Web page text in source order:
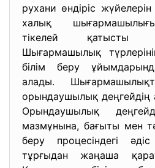
рухани өндіріс
халық
тікелей қатысты
Шығармашылық
білім беру
алады.
орындаушылық деңгейдің
Орындаушылық
мазмұнына, бағыты мен
беру процесіндегі
тұрғыдан жаңаша